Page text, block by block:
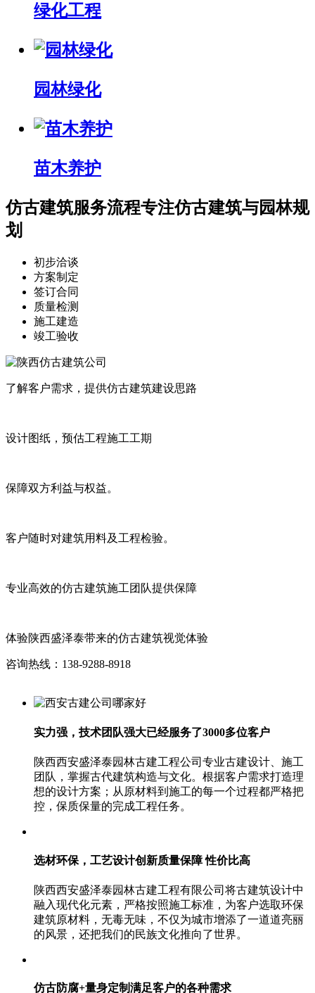
绿化工程
园林绿化
苗木养护
仿古建筑服务流程专注仿古建筑与园林规
划
初步洽谈
方案制定
签订合同
质量检测
施工建造
竣工验收
了解客户需求，提供仿古建筑建设思路
设计图纸，预估工程施工工期
保障双方利益与权益。
客户随时对建筑用料及工程检验。
专业高效的仿古建筑施工团队提供保障
体验陕西盛泽泰带来的仿古建筑视觉体验
咨询热线：138-9288-8918
实力强，技术团队强大已经服务了3000多位客户
陕西西安盛泽泰园林古建工程公司专业古建设计、施工
团队，掌握古代建筑构造与文化。根据客户需求打造理
想的设计方案；从原材料到施工的每一个过程都严格把
控，保质保量的完成工程任务。
选材环保，工艺设计创新质量保障 性价比高
陕西西安盛泽泰园林古建工程有限公司将古建筑设计中
融入现代化元素，严格按照施工标准，为客户选取环保
建筑原材料，无毒无味，不仅为城市增添了一道道亮丽
的风景，还把我们的民族文化推向了世界。
仿古防腐+量身定制满足客户的各种需求